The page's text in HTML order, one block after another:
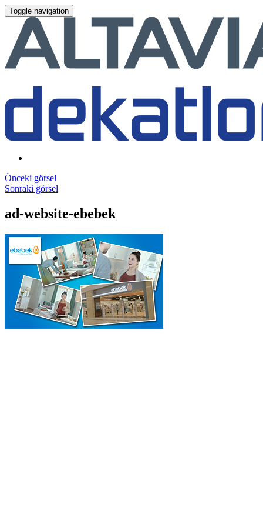
Toggle navigation
Önceki görsel
Sonraki görsel
ad-website-ebebek